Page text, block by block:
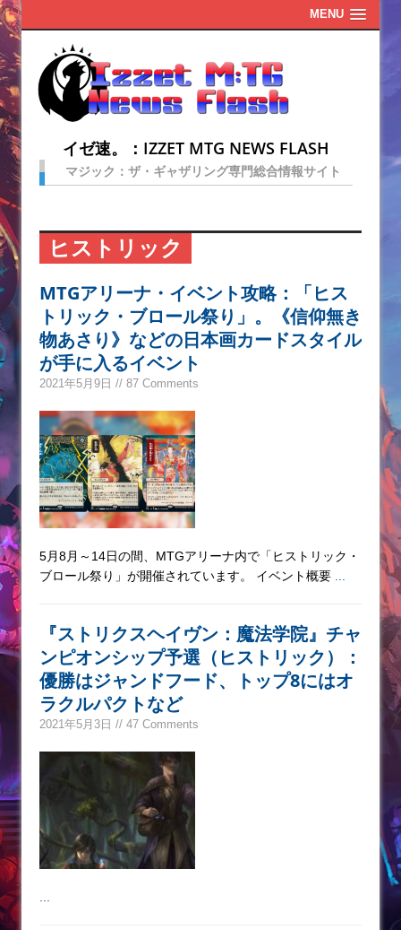
MENU
イゼ速。：IZZET MTG NEWS FLASH
マジック：ザ・ギャザリング専門総合情報サイト
ヒストリック
MTGアリーナ・イベント攻略：「ヒス
トリック・ブロール祭り」。《信仰無き
物あさり》などの日本画カードスタイル
が手に入るイベント
2021年5月9日 // 87 Comments
5月8月～14日の間、MTGアリーナ内で「ヒストリック・
ブロール祭り」が開催されています。 イベント概要
『ストリクスヘイヴン：魔法学院』チャ
ンピオンシップ予選（ヒストリック）：
優勝はジャンドフード、トップ8にはオ
ラクルパクトなど
2021年5月3日 // 47 Comments